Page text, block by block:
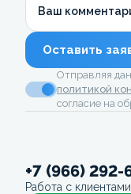
Ваш
Оставить
Отправляя
политикой
согласие на
+7 (966)
Работа с клиентами